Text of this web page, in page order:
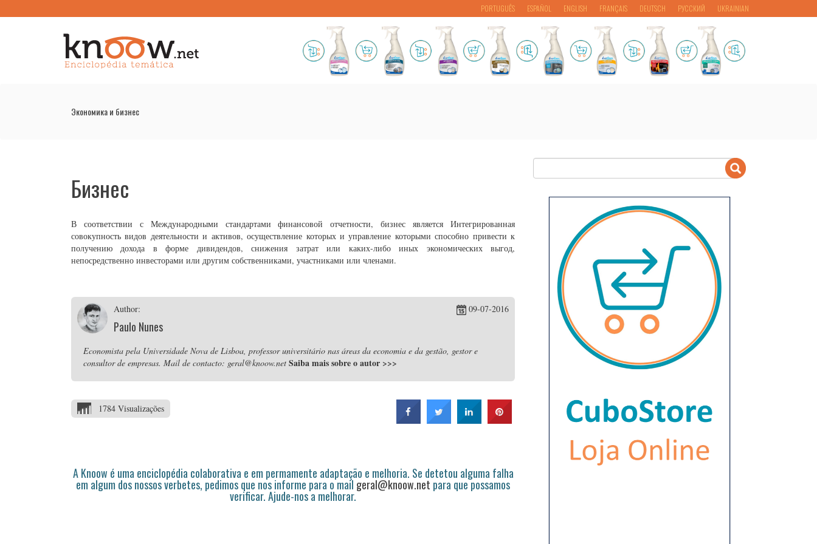
PORTUGUÊS ESPAÑOL ENGLISH FRANÇAIS DEUTSCH РУССКИЙ UKRAINIAN
Экономика и бизнес
Бизнес
В соответствии с Международными стандартами финансовой отчетности, бизнес является Интегрированная
совокупность видов деятельности и активов, осуществление которых и управление которыми способно привести к
получению дохода в форме дивидендов, снижения затрат или каких-либо иных экономических выгод,
непосредственно инвесторами или другим собственниками, участниками или членами.
Author:
Paulo Nunes
09-07-2016
Economista pela Universidade Nova de Lisboa, professor universitário nas áreas da economia e da gestão, gestor e
consultor de empresas. Mail de contacto: geral@knoow.net Saiba mais sobre o autor >>>
1784 Visualizações
A Knoow é uma enciclopédia colaborativa e em permamente adaptação e melhoria. Se detetou alguma falha
em algum dos nossos verbetes, pedimos que nos informe para o mail geral@knoow.net para que possamos
verificar. Ajude-nos a melhorar.